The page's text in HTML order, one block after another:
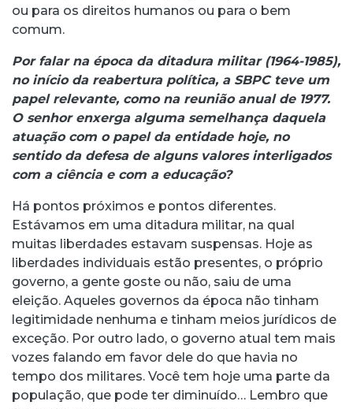
ou para os direitos humanos ou para o bem
comum.
Por falar na época da ditadura militar (1964-1985),
no início da reabertura política, a SBPC teve um
papel relevante, como na reunião anual de 1977.
O senhor enxerga alguma semelhança daquela
atuação com o papel da entidade hoje, no
sentido da defesa de alguns valores interligados
com a ciência e com a educação?
Há pontos próximos e pontos diferentes.
Estávamos em uma ditadura militar, na qual
muitas liberdades estavam suspensas. Hoje as
liberdades individuais estão presentes, o próprio
governo, a gente goste ou não, saiu de uma
eleição. Aqueles governos da época não tinham
legitimidade nenhuma e tinham meios jurídicos de
exceção. Por outro lado, o governo atual tem mais
vozes falando em favor dele do que havia no
tempo dos militares. Você tem hoje uma parte da
população, que pode ter diminuído… Lembro que